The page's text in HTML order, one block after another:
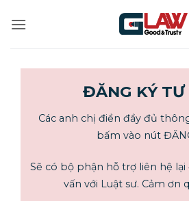
qua
ĐĂNG KÝ TƯ
Các anh chị điền đầy đủ
bấm vào nút
Sẽ có bộ phận hỗ trợ liên hệ
vấn với Luật sư. Cảm ơn